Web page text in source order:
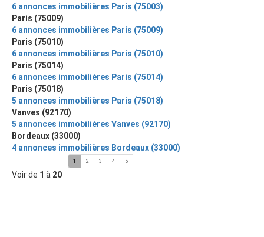
6 annonces immobilières Paris (75003)
Paris (75009)
6 annonces immobilières Paris (75009)
Paris (75010)
6 annonces immobilières Paris (75010)
Paris (75014)
6 annonces immobilières Paris (75014)
Paris (75018)
5 annonces immobilières Paris (75018)
Vanves (92170)
5 annonces immobilières Vanves (92170)
Bordeaux (33000)
4 annonces immobilières Bordeaux (33000)
Voir de 1 à 20
1 2 3 4 5